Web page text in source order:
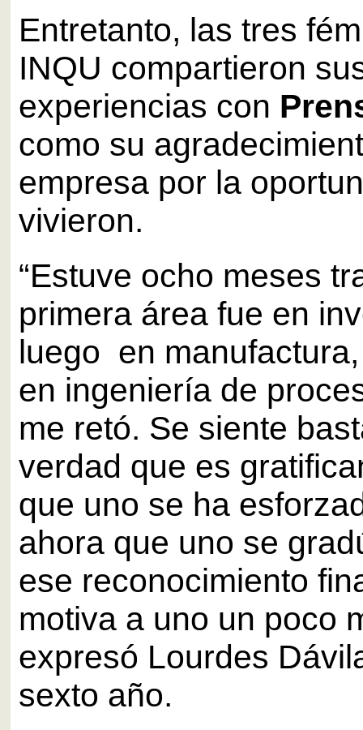
Entretanto, las tres
INQU compartieron
experiencias con
como su
empresa por la
vivieron.
“Estuve ocho meses
primera área fue en
luego en
en ingeniería de
me retó. Se siente
verdad que es
que uno se ha
ahora que uno se
ese reconocimiento
motiva a uno un poco
expresó Lourdes
sexto año.